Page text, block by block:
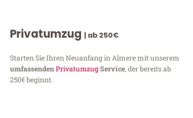
Privatumzug | ab 250€
Starten Sie Ihren Neuanfang in Almere mit unserem
umfassendenPrivatumzugService, der bereits ab
250€ beginnt.